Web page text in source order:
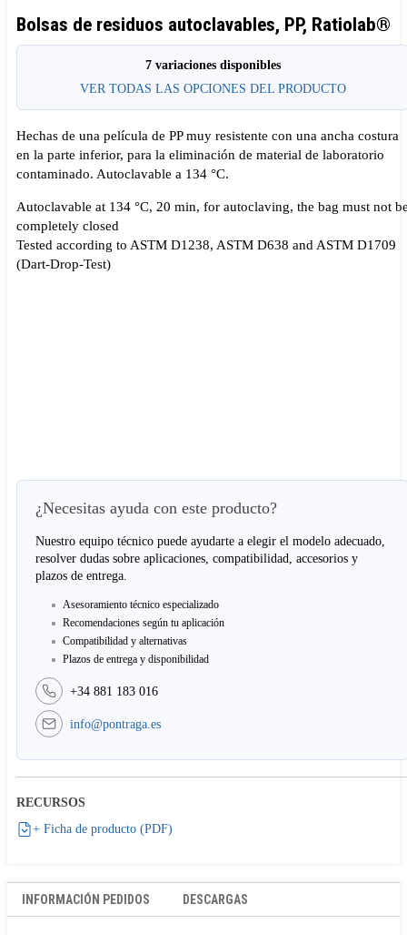
Bolsas de residuos autoclavables, PP, Ratiolab®
7 variaciones disponibles
VER TODAS LAS OPCIONES DEL PRODUCTO
Hechas de una película de PP muy resistente con una ancha costura
en la parte inferior, para la eliminación de material de laboratorio
contaminado. Autoclavable a 134 °C.
Autoclavable at 134 °C, 20 min, for autoclaving, the bag must not
completely closed
Tested according to ASTM D1238, ASTM D638 and ASTM D1709
(Dart-Drop-Test)
¿Necesitas ayuda con este producto?
Nuestro equipo técnico puede ayudarte a elegir el modelo adecuado,
resolver dudas sobre aplicaciones, compatibilidad, accesorios y
plazos de entrega.
Asesoramiento técnico especializado
Recomendaciones según tu aplicación
Compatibilidad y alternativas
Plazos de entrega y disponibilidad
+34 881 183 016
info@pontraga.es
RECURSOS
+ Ficha de producto (PDF)
INFORMACIÓN PEDIDOS DESCARGAS